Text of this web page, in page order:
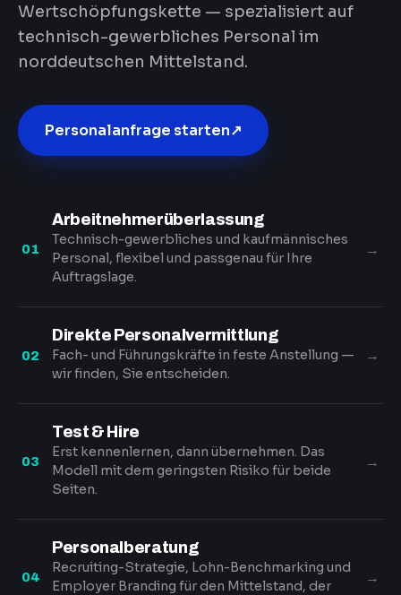
Wertschöpfungskette — spezialisiert auf
technisch-gewerbliches Personal im
norddeutschen Mittelstand.
Personalanfrage starten↗
01
Arbeitnehmerüberlassung
Technisch-gewerbliches und kaufmännisches
Personal, flexibel und passgenau für Ihre
Auftragslage.
→
02
Direkte Personalvermittlung
Fach- und Führungskräfte in feste Anstellung —
wir finden, Sie entscheiden.
→
03
Test & Hire
Erst kennenlernen, dann übernehmen. Das
Modell mit dem geringsten Risiko für beide
Seiten.
→
04
Personalberatung
Recruiting-Strategie, Lohn-Benchmarking und
Employer Branding für den Mittelstand, der
→